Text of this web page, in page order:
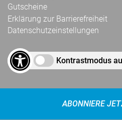
Gutscheine
Erklärung zur Barrierefreiheit
Datenschutzeinstellungen
Kontrastmodus
ABONNIERE